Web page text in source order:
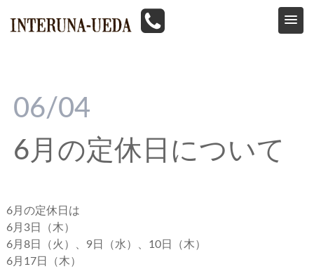
HOME>news>
6月の定休日について
06/04
6月の定休日について
6月の定休日は
6月3日（木）
6月8日（火）、9日（水）、10日（木）
6月17日（木）